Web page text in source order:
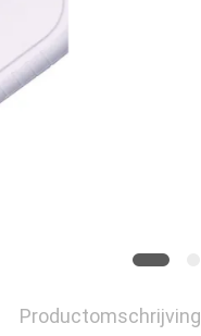
Productomschrijving